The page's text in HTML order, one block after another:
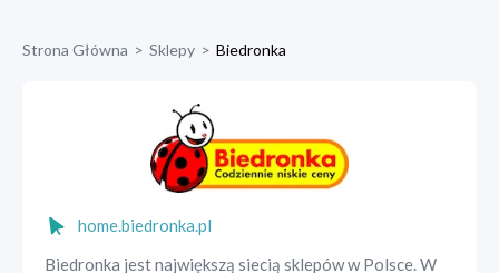
Strona Główna > Sklepy > Biedronka
home.biedronka.pl
Biedronka jest największą siecią sklepów w Polsce. W